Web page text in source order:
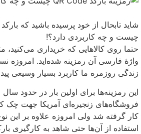
چیست و چه کاربردی دارد؟!
حتما روی کالاهایی که خریداری می‌کنید،
واژهٔ فارسی آن رمزینه شده‌اید. امروزه
زندگی روزمره ما کاربرد بسیار وسیعی
فروشگاه‌های زنجیره‌ای آمریکا جهت چک
کار گرفته شد ولی امروزه علاوه بر این
استفاده از آن‌ها حتی شاهد به کارگیری